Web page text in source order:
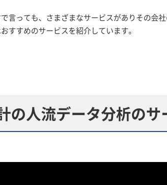
言っても、さまざまなサービスがありその会社
すすめのサービスを紹介しています。
の人流データ分析の